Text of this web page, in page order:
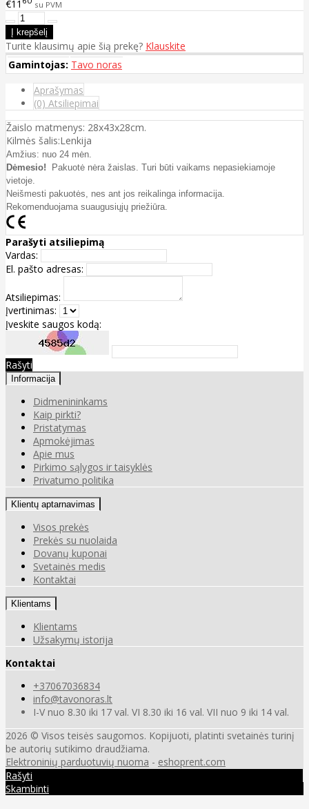
€11 su PVM
Turite klausimų apie šią prekę? Klauskite
Gamintojas: Tavo noras
Aprašymas
(0) Atsiliepimai
Žaislo matmenys: 28x43x28cm.
Kilmės šalis:Lenkija
Amžius: nuo 24 mėn.
Dėmesio!
Pakuotė nėra žaislas. Turi būti vaikams nepasiekiamoje
vietoje.
Neišmesti pakuotės, nes ant jos reikalinga informacija.
Rekomenduojama suaugusiųjų priežiūra.
Parašyti atsiliepimą
Vardas:
El. pašto adresas:
Atsiliepimas:
Įvertinimas:
Įveskite saugos kodą:
Rašyti
Informacija
Didmenininkams
Kaip pirkti?
Pristatymas
Apmokėjimas
Apie mus
Pirkimo sąlygos ir taisyklės
Privatumo politika
Klientų aptarnavimas
Visos prekės
Prekės su nuolaida
Dovanų kuponai
Svetainės medis
Kontaktai
Klientams
Klientams
Užsakymų istorija
Kontaktai
+37067036834
info@tavonoras.lt
I-V nuo 8.30 iki 17 val. VI 8.30 iki 16 val. VII nuo 9 iki 14 val.
2026 © Visos teisės saugomos. Kopijuoti, platinti svetainės turinį
be autorių sutikimo draudžiama.
Elektroninių parduotuvių nuoma - eshoprent.com
Rašyti
Skambinti